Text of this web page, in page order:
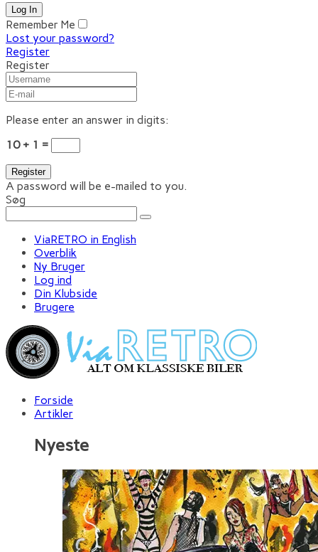
Remember Me
Lost your password?
Register
Register
Please enter an answer in digits:
10 + 1 =
A password will be e-mailed to you.
Søg
ViaRETRO in English
Overblik
Ny Bruger
Log ind
Din Klubside
Brugere
Forside
Artikler
Nyeste